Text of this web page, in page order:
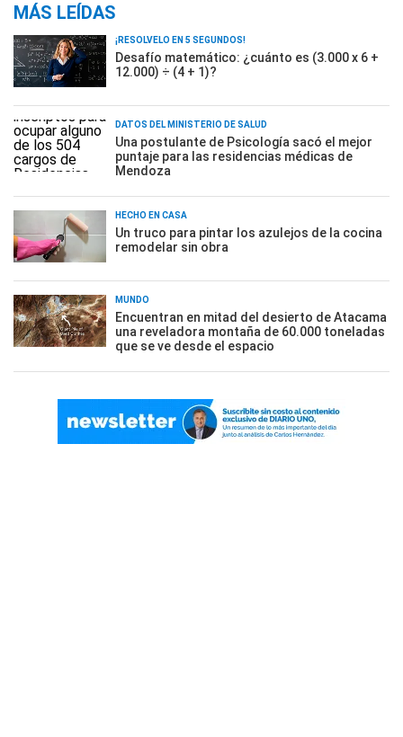
MÁS LEÍDAS
¡RESOLVELO EN 5 SEGUNDOS!
Desafío matemático: ¿cuánto es (3.000 x 6 +
12.000) ÷ (4 + 1)?
DATOS DEL MINISTERIO DE SALUD
Una postulante de Psicología sacó el mejor
puntaje para las residencias médicas de
Mendoza
HECHO EN CASA
Un truco para pintar los azulejos de la cocina
remodelar sin obra
MUNDO
Encuentran en mitad del desierto de Atacama
una reveladora montaña de 60.000 toneladas
que se ve desde el espacio